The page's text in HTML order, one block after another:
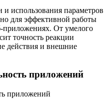
использования параметров
для эффективной работы
приложениях. От умелого
точность реакции
действия и внешние
приложений